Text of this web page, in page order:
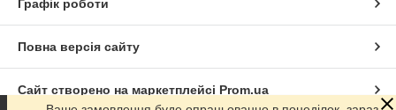
Графік роботи
Повна версія сайту
Сайт створено на маркетплейсі Prom.ua